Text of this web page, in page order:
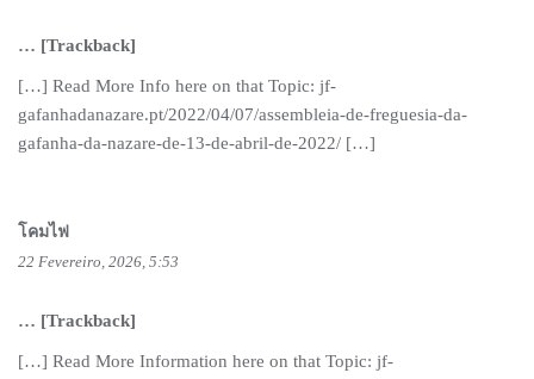
… [Trackback]
[…] Read More Info here on that Topic: jf-
gafanhadanazare.pt/2022/04/07/assembleia-de-freguesia-da-
gafanha-da-nazare-de-13-de-abril-de-2022/ […]
โคมไฟ
22 Fevereiro, 2026, 5:53
… [Trackback]
[…] Read More Information here on that Topic: jf-